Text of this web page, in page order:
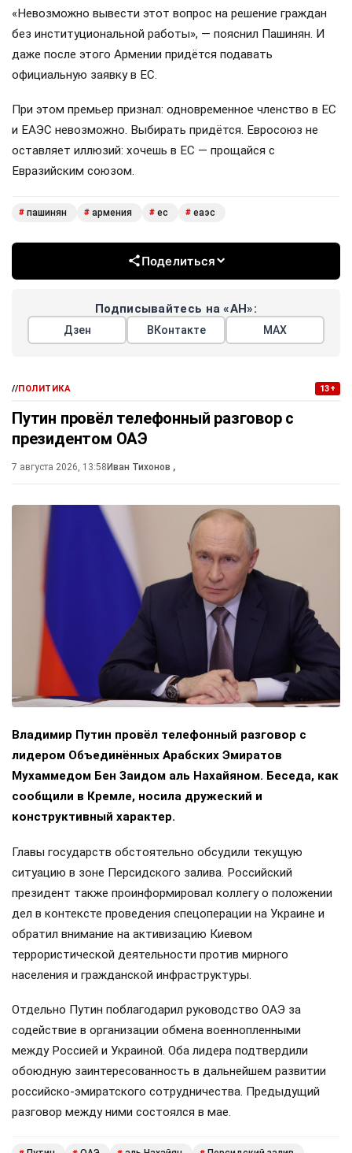
«Невозможно вывести этот вопрос на решение граждан
без институциональной работы», — пояснил Пашинян. И
даже после этого Армении придётся подавать
официальную заявку в ЕС.
При этом премьер признал: одновременное членство в ЕС
и ЕАЭС невозможно. Выбирать придётся. Евросоюз не
оставляет иллюзий: хочешь в ЕС — прощайся с
Евразийским союзом.
# пашинян # армения # ес # еаэс
Поделиться
Подписывайтесь на «АН»:
Дзен ВКонтакте МАХ
//ПОЛИТИКА 13+
Путин провёл телефонный разговор с
президентом ОАЭ
7 августа 2026, 13:58Иван Тихонов ,
Владимир Путин провёл телефонный разговор с
лидером Объединённых Арабских Эмиратов
Мухаммедом Бен Заидом аль Нахайяном. Беседа, как
сообщили в Кремле, носила дружеский и
конструктивный характер.
Главы государств обстоятельно обсудили текущую
ситуацию в зоне Персидского залива. Российский
президент также проинформировал коллегу о положении
дел в контексте проведения спецоперации на Украине и
обратил внимание на активизацию Киевом
террористической деятельности против мирного
населения и гражданской инфраструктуры.
Отдельно Путин поблагодарил руководство ОАЭ за
содействие в организации обмена военнопленными
между Россией и Украиной. Оба лидера подтвердили
обоюдную заинтересованность в дальнейшем развитии
российско-эмиратского сотрудничества. Предыдущий
разговор между ними состоялся в мае.